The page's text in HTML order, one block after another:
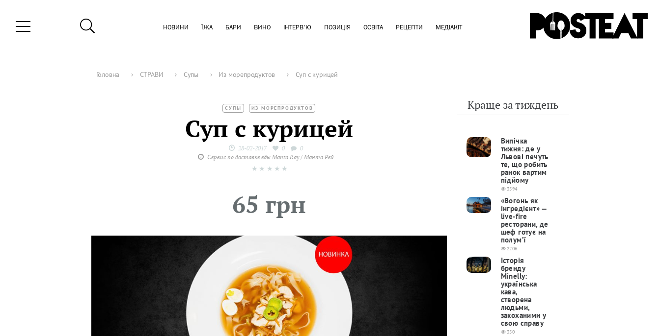
НОВИНИ ЇЖА БАРИ ВИНО ІНТЕРВ'Ю ПОЗИЦІЯ ОСВІТА РЕЦЕПТИ МЕДІАКІТ
Головна › СТРАВИ › Супы › Из морепродуктов › Cуп с курицей
СУПЫ ИЗ МОРЕПРОДУКТОВ
Cуп с курицей
28-02-2017 0
0
Сервис по доставке еды Manta Ray / Манта Рей
★
★
★
★
★
65 грн
Краще за тиждень
Випічка
тижня: де у
Львові печуть
те, що робить
ранок вартим
підйому
3594
«Вогонь як
інгредієнт» —
live-fire
ресторани, де
шеф готує на
полум’ї
2206
Історія
бренду
Minelly:
українська
кава,
створена
людьми,
закоханими у
свою справу
350